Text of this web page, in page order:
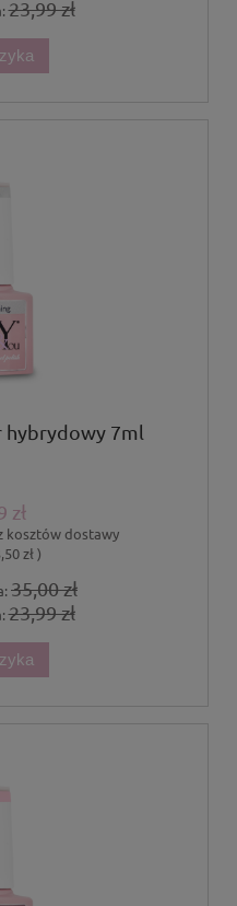
23,99 zł
hybrydowy 7ml
zł
kosztów dostawy
zł )
35,00 zł
23,99 zł